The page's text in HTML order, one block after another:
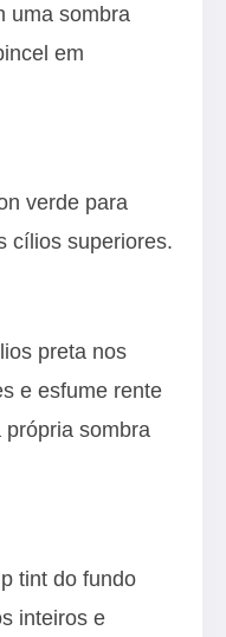
uma sombra
em
verde para
cílios superiores.
preta nos
e esfume rente
sombra
tint do fundo
inteiros e